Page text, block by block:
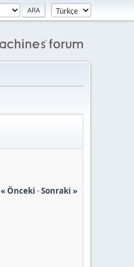
« Önceki -Sonraki »